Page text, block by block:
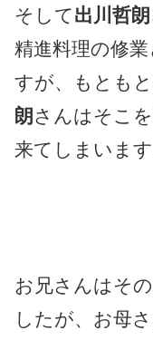
そして出川哲朗
精進料理の修
すが、もとも
朗 さんはそこ
来てしまいます
お兄さんはそ
したが、お母